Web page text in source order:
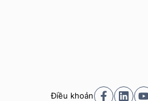
Điều khoản